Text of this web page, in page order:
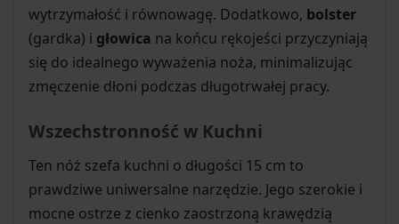
wytrzymałość i równowagę. Dodatkowo, bolster
(gardka) i głowica na końcu rękojeści przyczyniają
się do idealnego wyważenia noża, minimalizując
zmęczenie dłoni podczas długotrwałej pracy.
Wszechstronność w Kuchni
Ten nóż szefa kuchni o długości 15 cm to
prawdziwe uniwersalne narzędzie. Jego szerokie i
mocne ostrze z cienko zaostrzoną krawędzią